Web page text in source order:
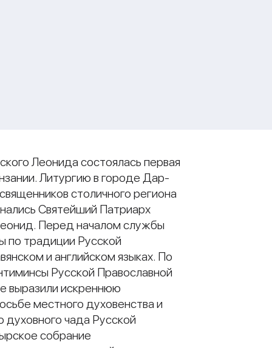
Леонида состоялась первая
Литургию в городе Дар-
столичного региона
Святейший Патриарх
Перед началом службы
по традиции Русской
и английском языках. По
Русской Православной
выразили искреннюю
местного духовенства и
чада Русской
собрание